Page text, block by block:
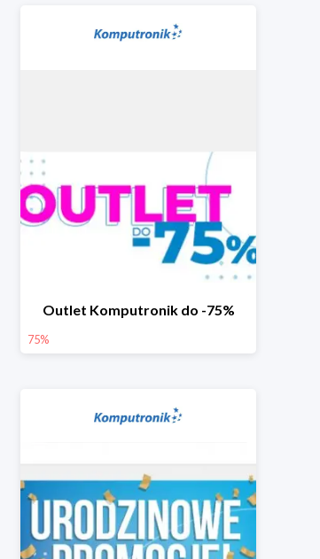
Outlet Komputronik do -75%
75%